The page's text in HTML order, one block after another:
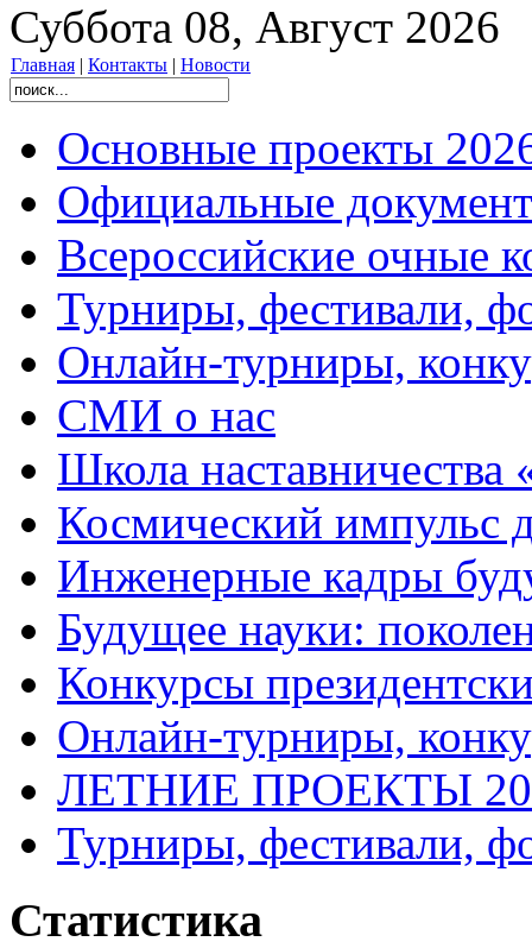
Суббота 08, Август 2026
Главная | Контакты | Новости
Основные проекты
Официальные
Всероссийские очные
Турниры, фестивали,
Онлайн-турниры,
СМИ о нас
Школа
Космический импульс
Инженерные кадры
Будущее науки:
Конкурсы
Онлайн-турниры,
ЛЕТНИЕ ПРОЕКТЫ
Турниры, фестивали,
Статистика